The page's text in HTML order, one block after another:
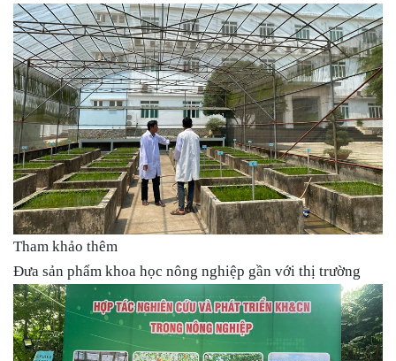
Tham khảo thêm
Đưa sản phẩm khoa học nông nghiệp gần với thị trường